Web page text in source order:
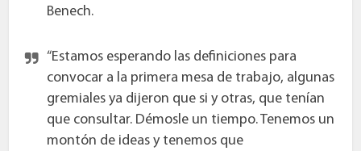
Benech.
“Estamos esperando las definiciones para
convocar a la primera mesa de trabajo, algunas
gremiales ya dijeron que si y otras, que tenían
que consultar. Démosle un tiempo. Tenemos un
montón de ideas y tenemos que